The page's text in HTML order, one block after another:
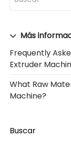
Más
Frequently
Extruder
What Raw
Machine?
Buscar